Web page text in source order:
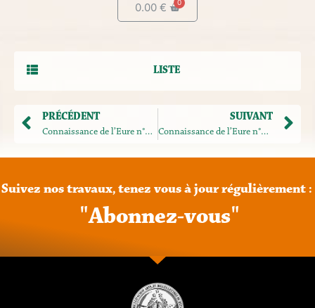
0.00 €
LISTE
PRÉCÉDENT
Connaissance de l’Eure n°41-42
SUIVANT
Connaissance de l’Eure n°44-45
Suivez nos travaux, tenez vous à jour régulièrement :
"Abonnez-vous"